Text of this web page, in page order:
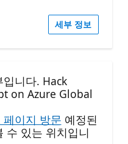
세부 정보
니다. Hack
on Azure Global
페이지 방문 예정된
수 있는 위치입니